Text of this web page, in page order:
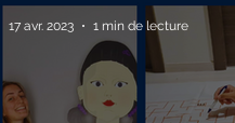
17 avr. 2023 1 min de lecture